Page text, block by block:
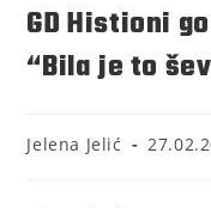
GD Histioni
“Bila je to
Jelena Jelić